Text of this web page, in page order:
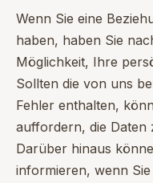
Wenn Sie eine
haben, haben Sie
Möglichkeit, Ihre
Sollten die von uns
Fehler enthalten,
auffordern, die Daten
Darüber hinaus
informieren, wenn